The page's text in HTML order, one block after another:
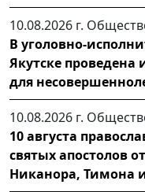
10.08.2026 г.
В уголовно-
Якутске проведена
для
10.08.2026 г.
10 августа
святых апостолов
Никанора, Тимона